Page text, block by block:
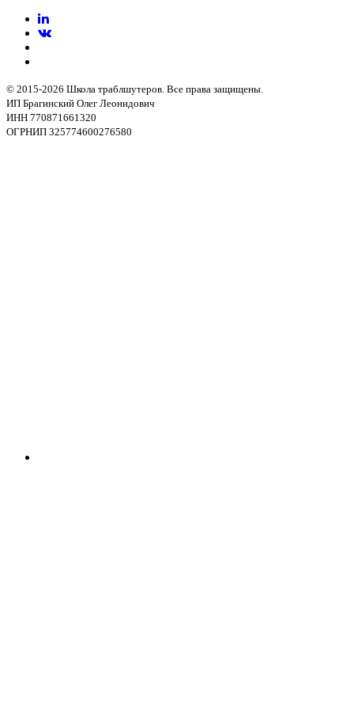
© 2015-2026 Школа траблшутеров. Все права защищены.
ИП Брагинский Олег Леонидович
ИНН 770871661320
ОГРНИП 325774600276580